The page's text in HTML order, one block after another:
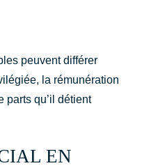
peuvent différer
la rémunération
parts qu’il détient
EN